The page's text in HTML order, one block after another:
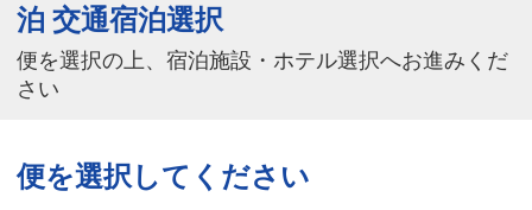
泊 交通宿泊選択
便を選択の上、宿泊施設・ホテル選択へお進みくだ
さい
便を選択してください